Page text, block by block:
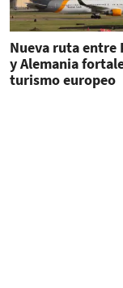
Nueva ruta entre
y Alemania
turismo europeo